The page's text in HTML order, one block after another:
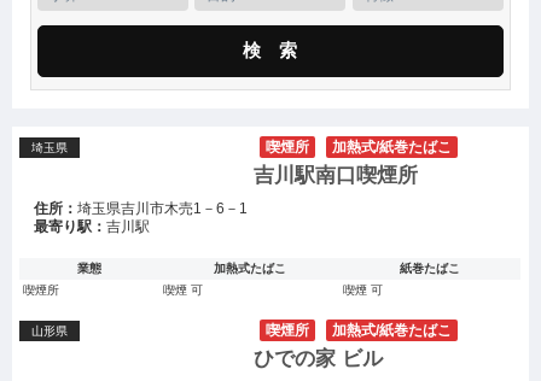
埼玉県 喫煙所 加熱式/紙巻たばこ
吉川駅南口喫煙所
住所：埼玉県吉川市木売1－6－1
最寄り駅：吉川駅
業態 加熱式たばこ
紙巻たばこ
喫煙所
喫煙 可 喫煙 可
山形県 喫煙所 加熱式/紙巻たばこ
ひでの家 ビル